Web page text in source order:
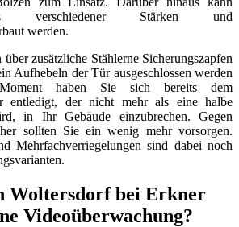
verschiedener Stärken und
werden.
über zusätzliche Stählerne Sicherungszapfen
Aufhebeln der Tür ausgeschlossen werden
haben Sie sich bereits dem
entledigt, der nicht mehr als eine halbe
in Ihr Gebäude einzubrechen. Gegen
sollten Sie ein wenig mehr vorsorgen.
Mehrfachverriegelungen sind dabei noch
Woltersdorf bei Erkner
Videoüberwachung?